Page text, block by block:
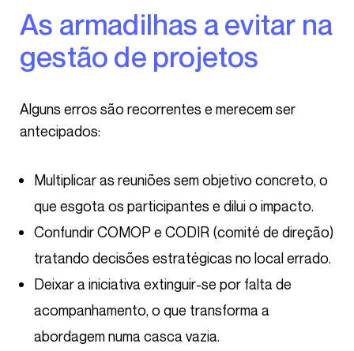
As armadilhas a evitar na
gestão de projetos
Alguns erros são recorrentes e merecem ser
antecipados:
Multiplicar as reuniões sem objetivo concreto, o
que esgota os participantes e dilui o impacto.
Confundir COMOP e CODIR (comité de direção)
tratando decisões estratégicas no local errado.
Deixar a iniciativa extinguir-se por falta de
acompanhamento, o que transforma a
abordagem numa casca vazia.